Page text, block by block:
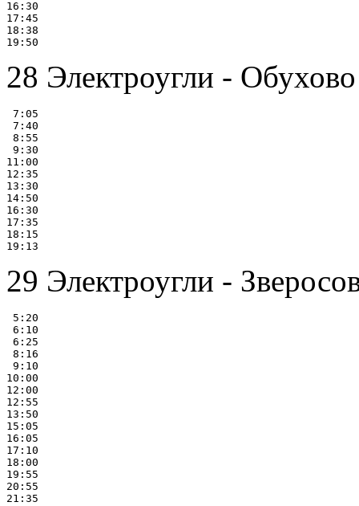
16:30
17:45
18:38
28 Электроугли - Обухово
7:05
7:40
8:55
9:30
11:00
12:35
13:30
14:50
16:30
17:35
18:15
29 Электроугли -
5:20
6:10
6:25
8:16
9:10
10:00
12:00
12:55
13:50
15:05
16:05
17:10
18:00
19:55
20:55
21:35